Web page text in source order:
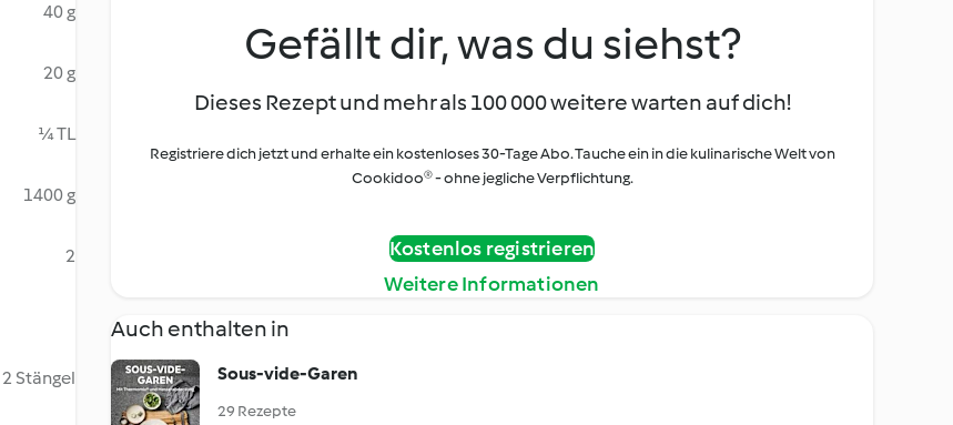
40 g
20 g
¼ TL
1400 g
2
2 Stängel
Gefällt dir, was du siehst?
Dieses Rezept und mehr als 100 000 weitere warten auf dich!
Registriere dich jetzt und erhalte ein kostenloses 30-Tage Abo. Tauche ein in die kulinarische Welt von
Cookidoo® - ohne jegliche Verpflichtung.
Kostenlos registrieren
Weitere Informationen
Auch enthalten in
Sous-vide-Garen
29 Rezepte